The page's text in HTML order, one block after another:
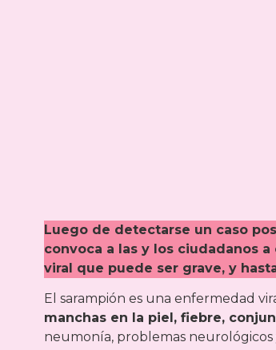
Luego de detectarse un caso
convoca a las y los ciudadanos
viral que puede ser grave, y
El sarampión es una enfermedad
manchas en la piel, fiebre,
neumonía, problemas